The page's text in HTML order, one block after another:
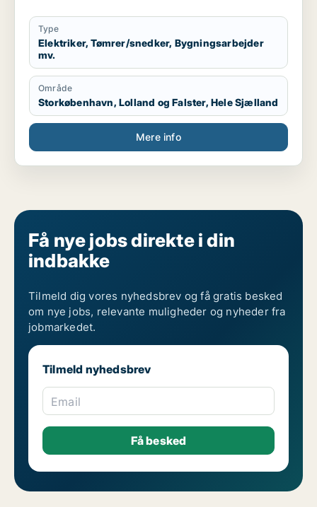
Type
Elektriker, Tømrer/snedker, Bygningsarbejder
mv.
Område
Storkøbenhavn, Lolland og Falster, Hele Sjælland
Mere info
Få nye jobs direkte i din
indbakke
Tilmeld dig vores nyhedsbrev og få gratis besked
om nye jobs, relevante muligheder og nyheder fra
jobmarkedet.
Tilmeld nyhedsbrev
Email